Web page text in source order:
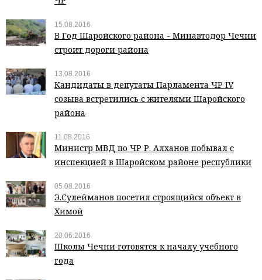
15.08.2016
В Год Шаройского района - Минавтодор Чечни
строит дороги района
13.08.2016
Кандидаты в депутаты Парламента ЧР IV
созыва встретились с жителями Шаройского
района
11.08.2016
Министр МВД по ЧР Р. Алханов побывал с
инспекцией в Шаройском районе республики
05.08.2016
Э.Сулейманов посетил строящийся объект в
Химой
20.06.2016
Школы Чечни готовятся к началу учебного
года